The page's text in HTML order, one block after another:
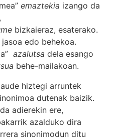
emaztekia izango da
bizkaieraz, esaterako.
edo behekoa.
azalutsa dela esango
behe-mailakoan.
hiztegi arruntek
dutenak baizik.
adierekin ere,
azalduko dira
sinonimodun ditu